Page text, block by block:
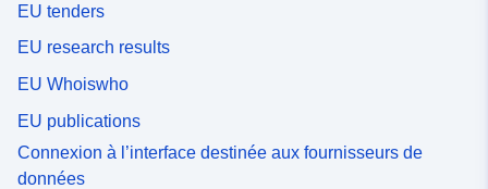
EU tenders
EU research results
EU Whoiswho
EU publications
Connexion à l’interface destinée aux fournisseurs de
données